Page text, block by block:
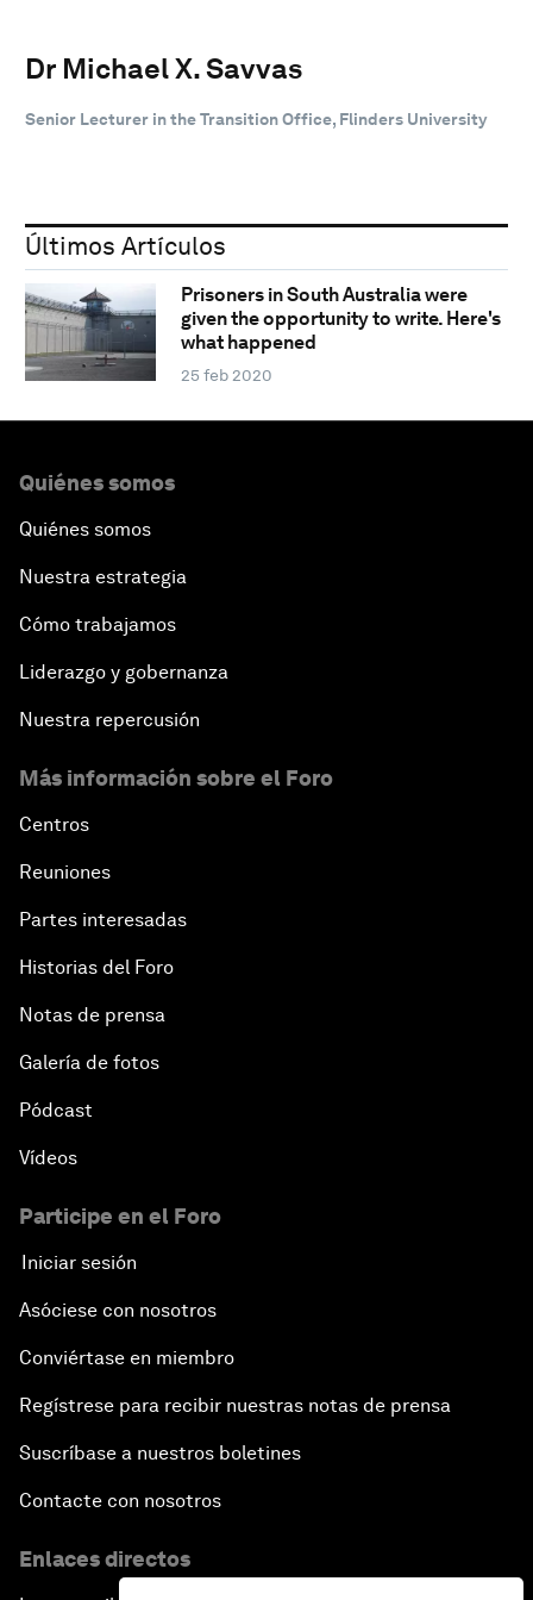
Dr Michael X. Savvas
Senior Lecturer in the Transition Office, Flinders University
Últimos Artículos
Prisoners in South Australia were
given the opportunity to write. Here's
what happened
25 feb 2020
Quiénes somos
Quiénes somos
Nuestra estrategia
Cómo trabajamos
Liderazgo y gobernanza
Nuestra repercusión
Más información sobre el Foro
Centros
Reuniones
Partes interesadas
Historias del Foro
Notas de prensa
Galería de fotos
Pódcast
Vídeos
Participe en el Foro
Iniciar sesión
Asóciese con nosotros
Conviértase en miembro
Regístrese para recibir nuestras notas de prensa
Suscríbase a nuestros boletines
Contacte con nosotros
Enlaces directos